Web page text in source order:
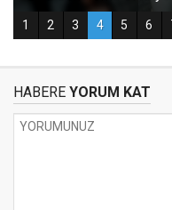
HABERE YORUM KAT